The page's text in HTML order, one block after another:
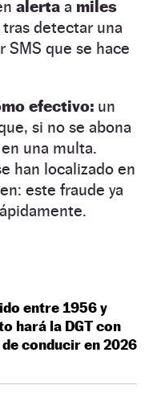
alerta a miles
tras detectar una
SMS que se hace
efectivo: un
si no se abona
una multa.
han localizado en
este fraude ya
entre 1956 y
hará la DGT con
conducir en 2026